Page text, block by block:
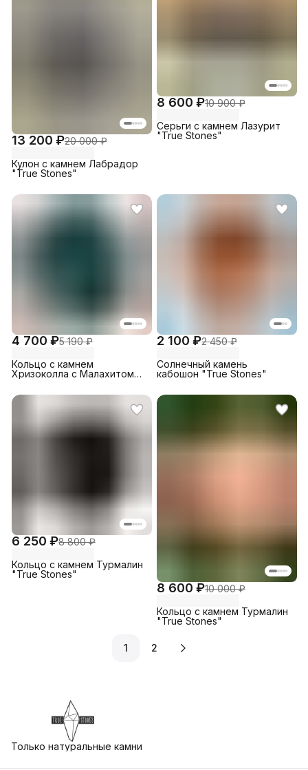
13 200 ₽20 000 ₽
Кулон с камнем Лабрадор
"True Stones"
8 600 ₽10 900 ₽
Серьги с камнем Лазурит
"True Stones"
4 700 ₽5 190 ₽
Кольцо с камнем
Хризоколла с Малахитом
2 100 ₽2 450 ₽
Солнечный камень
кабошон "True Stones"
6 250 ₽8 800 ₽
Кольцо с камнем Турмалин
"True Stones"
8 600 ₽10 000 ₽
Кольцо с камнем Турмалин
"True Stones"
1 2
Только натуральные камни